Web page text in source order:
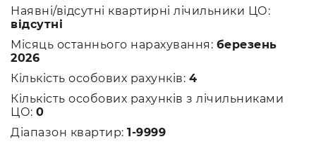
Наявні/відсутні квартирні лічильники ЦО:
відсутні
Місяць останнього нарахування: березень
2026
Кількість особових рахунків: 4
Кількість особових рахунків з лічильниками
ЦО: 0
Діапазон квартир: 1-9999